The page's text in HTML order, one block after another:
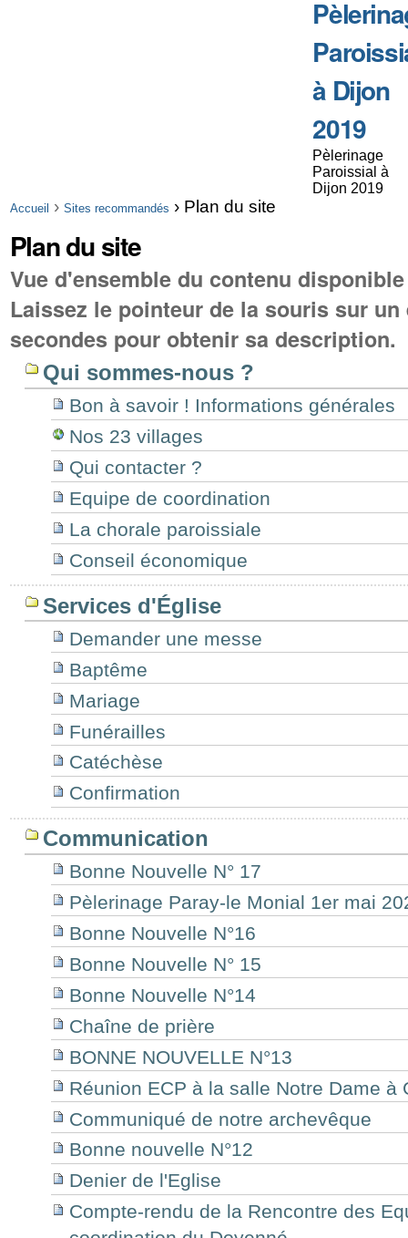
à Dijon
2019
Pèlerinage
Paroissial à
Dijon 2019
Accueil › Sites recommandés › Plan du site
Plan du site
Vue d'ensemble du contenu
Laissez le pointeur de la souris sur un
secondes pour obtenir sa description.
Qui sommes-nous ?
Bon à savoir ! Informations générales
Nos 23 villages
Qui contacter ?
Equipe de coordination
La chorale paroissiale
Conseil économique
Services d'Église
Demander une messe
Baptême
Mariage
Funérailles
Catéchèse
Confirmation
Communication
Bonne Nouvelle N° 17
Pèlerinage Paray-le Monial 1er mai
Bonne Nouvelle N°16
Bonne Nouvelle N° 15
Bonne Nouvelle N°14
Chaîne de prière
BONNE NOUVELLE N°13
Réunion ECP à la salle Notre Dame à
Communiqué de notre archevêque
Bonne nouvelle N°12
Denier de l'Eglise
Compte-rendu de la Rencontre des